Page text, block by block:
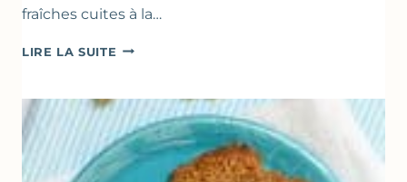
fraîches cuites à la…
LIRE LA SUITE POÊLÉE
&
TOMATES
AU
THYM